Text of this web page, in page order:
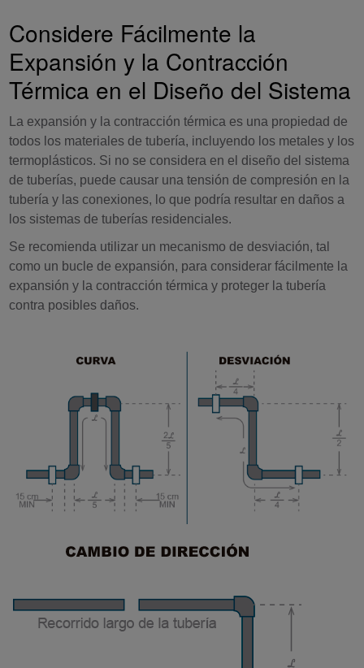
Considere Fácilmente la
Expansión y la Contracción
Térmica en el Diseño del Sistema
La expansión y la contracción térmica es una propiedad de
todos los materiales de tubería, incluyendo los metales y los
termoplásticos. Si no se considera en el diseño del sistema
de tuberías, puede causar una tensión de compresión en la
tubería y las conexiones, lo que podría resultar en daños a
los sistemas de tuberías residenciales.
Se recomienda utilizar un mecanismo de desviación, tal
como un bucle de expansión, para considerar fácilmente la
expansión y la contracción térmica y proteger la tubería
contra posibles daños.